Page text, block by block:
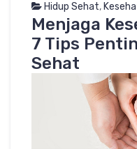
Hidup Sehat,
Menjaga
7 Tips
Sehat